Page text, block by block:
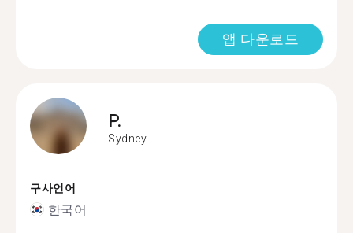
앱 다운로드
P.
Sydney
구사언어
한국어